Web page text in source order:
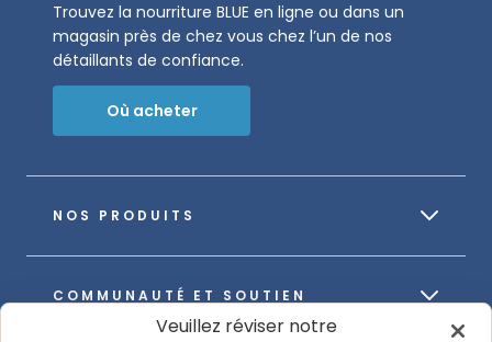
NOS PRODUITS
COMMUNAUTÉ ET SOUTIEN
Trouvez la nourriture BLUE en ligne ou dans un
magasin près de chez vous chez l’un de nos
détaillants de confiance.
Où acheter
Veuillez réviser notre